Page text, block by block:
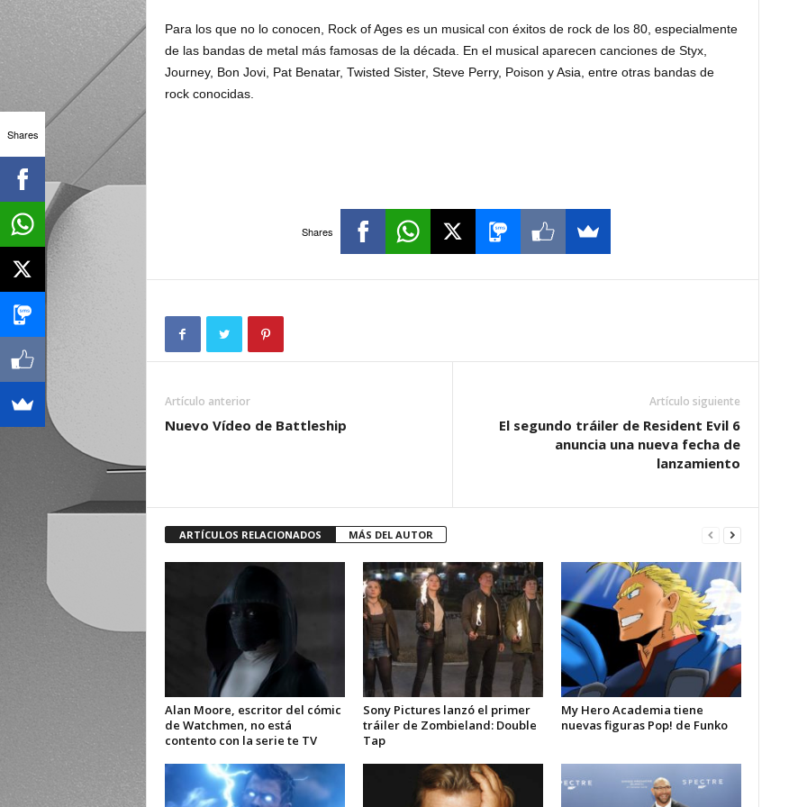
Para los que no lo conocen, Rock of Ages es un musical con éxitos de rock de los 80, especialmente
de las bandas de metal más famosas de la década. En el musical aparecen canciones de Styx,
Journey, Bon Jovi, Pat Benatar, Twisted Sister, Steve Perry, Poison y Asia, entre otras bandas de
rock conocidas.
Shares
Artículo anterior
Nuevo Vídeo de Battleship
Artículo siguiente
El segundo tráiler de Resident Evil 6
anuncia una nueva fecha de
lanzamiento
ARTÍCULOS RELACIONADOS MÁS DEL AUTOR
Alan Moore, escritor del cómic
de Watchmen, no está
contento con la serie te TV
Sony Pictures lanzó el primer
tráiler de Zombieland: Double
Tap
My Hero Academia tiene
nuevas figuras Pop! de Funko
Shares